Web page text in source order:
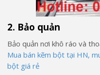
2. Bảo quản
Bảo quản nơi khô ráo và
Mua bán kẽm bột tại HN,
bột giá rẻ